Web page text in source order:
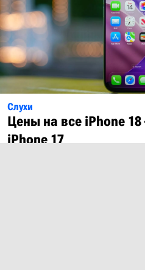
Слухи
Цены на все iPhone
iPhone 17